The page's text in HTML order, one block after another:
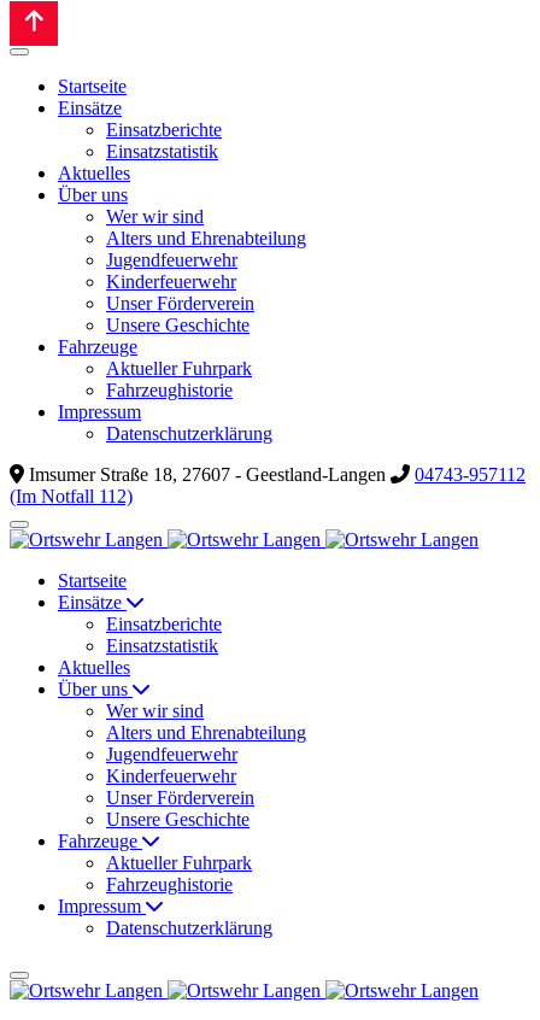
Startseite
Einsätze
Einsatzberichte
Einsatzstatistik
Aktuelles
Über uns
Wer wir sind
Alters und Ehrenabteilung
Jugendfeuerwehr
Kinderfeuerwehr
Unser Förderverein
Unsere Geschichte
Fahrzeuge
Aktueller Fuhrpark
Fahrzeughistorie
Impressum
Datenschutzerklärung
Imsumer Straße 18, 27607 - Geestland-Langen
04743-957112
(Im Notfall 112)
Startseite
Einsätze
Einsatzberichte
Einsatzstatistik
Aktuelles
Über uns
Wer wir sind
Alters und Ehrenabteilung
Jugendfeuerwehr
Kinderfeuerwehr
Unser Förderverein
Unsere Geschichte
Fahrzeuge
Aktueller Fuhrpark
Fahrzeughistorie
Impressum
Datenschutzerklärung